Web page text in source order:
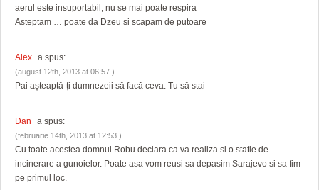
aerul este insuportabil, nu se mai poate respira
Asteptam … poate da Dzeu si scapam de putoare
Alex a spus:
(august 12th, 2013 at 06:57 )
Pai așteaptă-ți dumnezeii să facă ceva. Tu să stai
Dan a spus:
(februarie 14th, 2013 at 12:53 )
Cu toate acestea domnul Robu declara ca va realiza si o statie de
incinerare a gunoielor. Poate asa vom reusi sa depasim Sarajevo si sa fim
pe primul loc.